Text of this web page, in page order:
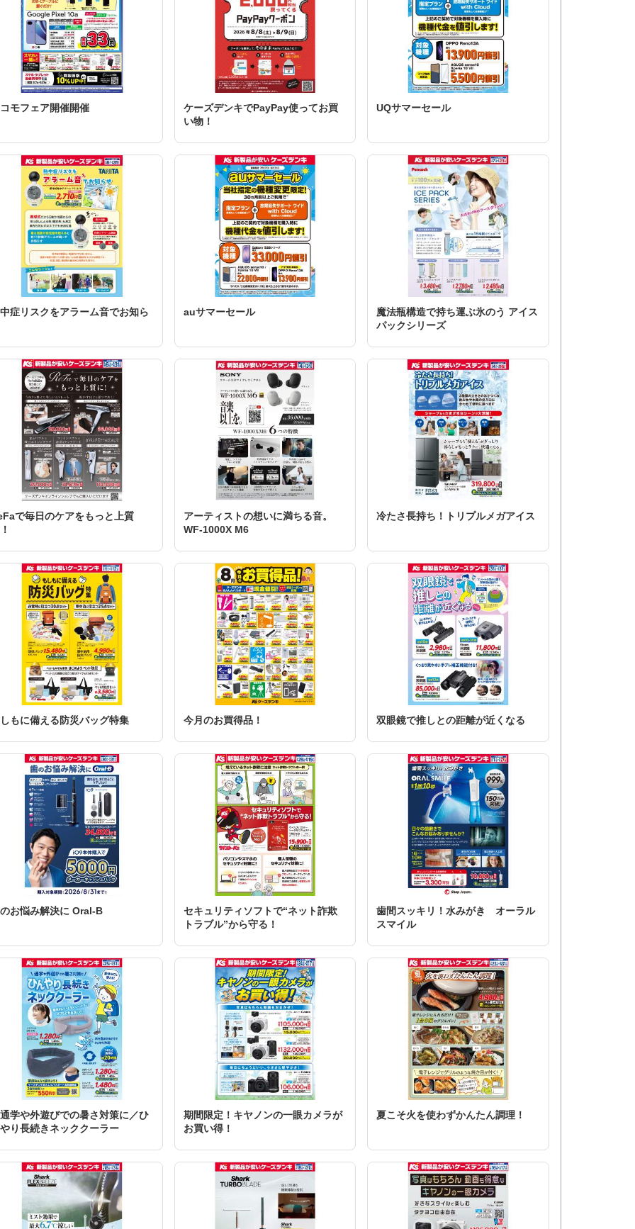
モフェア開催開催
ケーズデンキでPayPay使ってお買
い物！
UQサマーセール
症リスクをアラーム音でお知ら auサマーセール
魔法瓶構造で持ち運ぶ氷のう アイス
パックシリーズ
で毎日のケアをもっと上質
アーティストの想いに満ちる音。
WF-1000X M6
冷たさ長持ち！トリプルメガアイス
もに備える防災バッグ特集 今月のお買得品！ 双眼鏡で推しとの距離が近くなる
お悩み解決に Oral-B
セキュリティソフトで“ネット詐欺
トラブル”から守る！
歯間スッキリ！水みがき オーラル
スマイル
学や外遊びでの暑さ対策に／ひ
り長続きネッククーラー
期間限定！キヤノンの一眼カメラが
お買い得！
夏こそ火を使わずかんたん調理！